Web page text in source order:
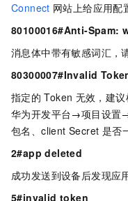
Connect 网站上给应用配
80100016#Anti-Spam:
消息体中带有敏感词汇，
80300007#Invalid
指定的 Token 无效，建议
华为开发平台→项目设置
包名、client Secret 是否
2#app deleted
成功发送到设备后发现应
5#invalid token